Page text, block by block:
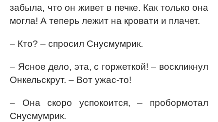
забыла, что он живет в печке. Как только она
могла! А теперь лежит на кровати и плачет.
– Кто? – спросил Снусмумрик.
– Ясное дело, эта, с горжеткой! – воскликнул
Онкельскрут. – Вот ужас-то!
– Она скоро успокоится, – пробормотал
Снусмумрик.